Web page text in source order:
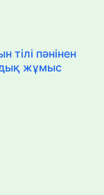
пәнінен
жұмыс